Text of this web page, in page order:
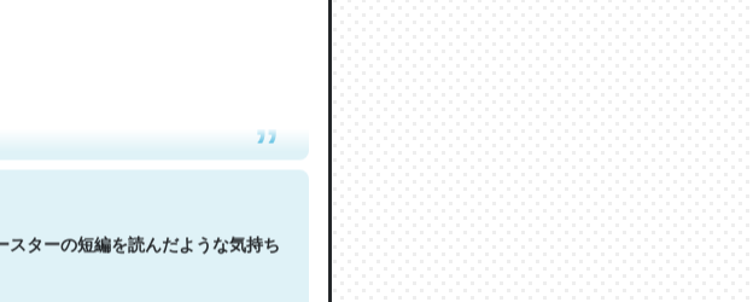
Then Covid hit. Shit.
ターの短編を読んだような気持ち